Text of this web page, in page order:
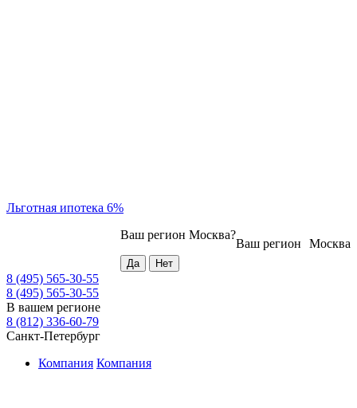
Льготная ипотека 6%
Москва
Ваш регион
Ваш регион Москва?
8 (495) 565-30-55
8 (495) 565-30-55
В вашем регионе
8 (812) 336-60-79
Санкт-Петербург
Компания Компания